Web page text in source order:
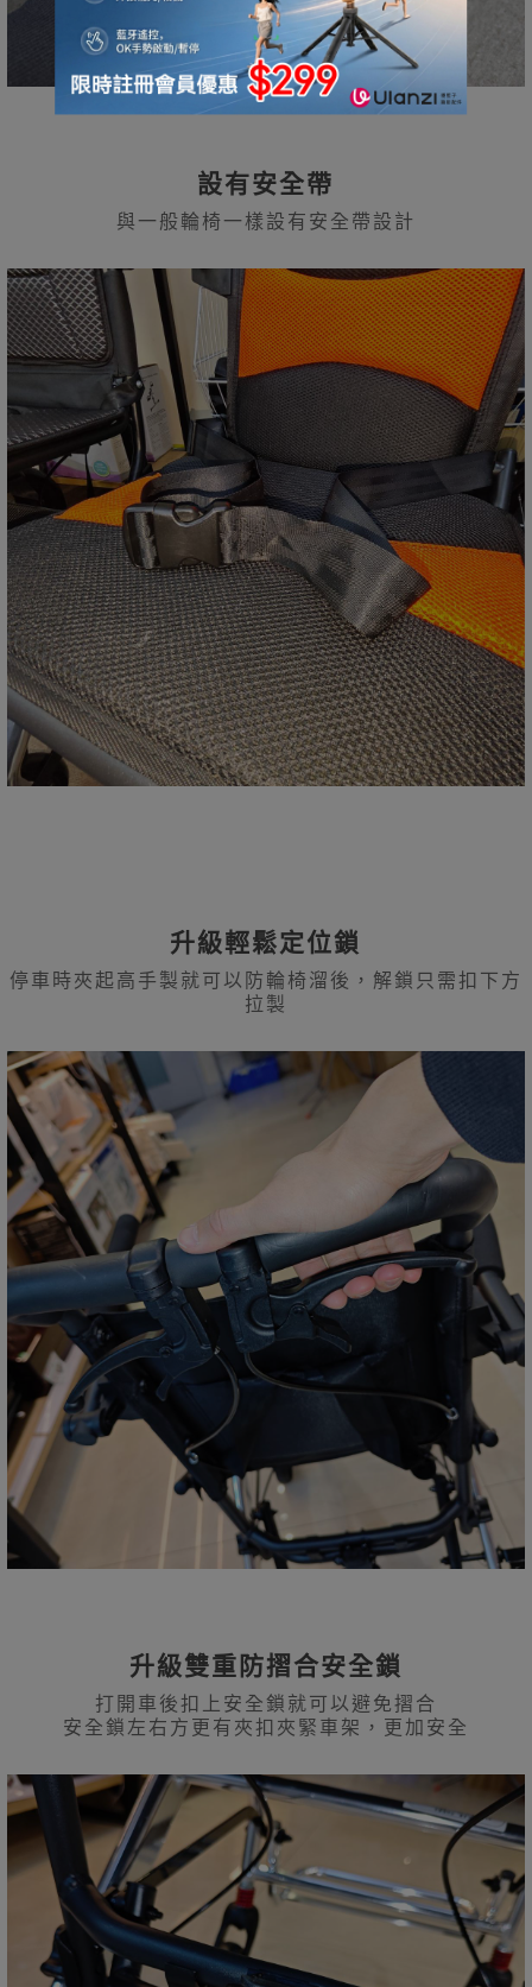
設有安全帶
與一般輪椅一樣設有安全帶設計
升級輕鬆定位鎖
停車時夾起高手製就可以防輪椅溜後，解鎖只需扣下方
拉製
升級雙重防摺合安全鎖
打開車後扣上安全鎖就可以避免摺合
安全鎖左右方更有夾扣夾緊車架，更加安全